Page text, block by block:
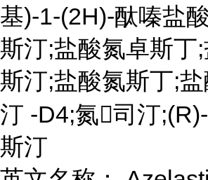
基)-1-(2H)-酞嗪盐
斯汀;盐酸氮卓斯丁
斯汀;盐酸氮斯丁;
汀 -D4;氮司汀
斯汀